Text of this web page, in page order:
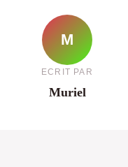
M
ECRIT PAR
Muriel